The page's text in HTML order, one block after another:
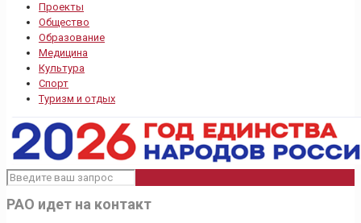
Проекты
Общество
Образование
Медицина
Культура
Спорт
Туризм и отдых
РАО идет на контакт